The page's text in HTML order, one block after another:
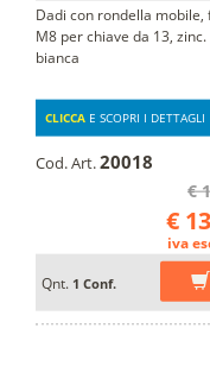
Dadi con rondella mobile,
M8 per chiave da 13, zinc.
bianca
CLICCA E SCOPRI I DETTAGLI
Cod. Art.20018
€
€
iva
Qnt. 1 Conf.